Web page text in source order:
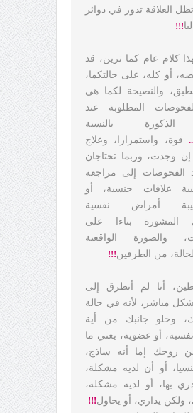
العلاقة تدور في دوائر
!!!
كلام عام كما ترين، قد
أو كله، على حالتكما،
والنصيحة لكما هي
المطلوبة عند
بالنسبة
قوة، واستمرارا، وعلاج
إن وجدت، وربما تحتاجان
الفحوصات إلى مراجعة
علاقات جنسية، أو
أمراض نفسية
المشورة بناءا على
والصورة الواقعية
من الطرفين!!!
أنا لم أتطرق إلى
مباشر، لأنه في حالة
وخلو جانبك من أية
أو عضوية، يعني ما
عن زوجك إما أنه ساذج،
أو أن لديه مشكلة،
بها، أو لديه مشكلة،
ولكن يداري، أو يحاول!!!